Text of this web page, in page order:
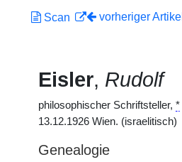
Scan
vorheriger Artikel
Eisler, Rudolf
philosophischer Schriftsteller, *
13.12.1926 Wien. (israelitisch)
Genealogie